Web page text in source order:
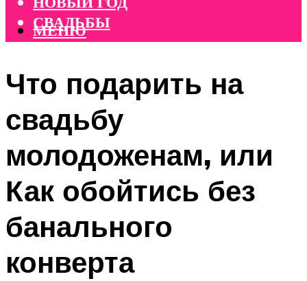
СВАДЬБЫ
МЕНЮ
Что подарить на
свадьбу
молодоженам, или
Как обойтись без
банального
конверта